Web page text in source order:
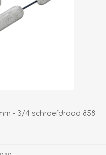
- 3/4 schroefdraad 858